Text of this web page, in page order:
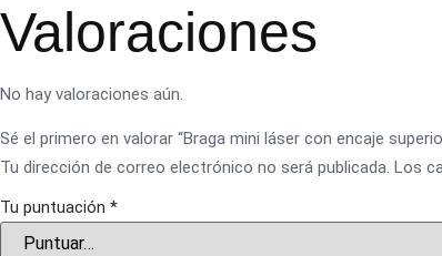
Valoraciones
No hay valoraciones aún.
Sé el primero en valorar “Braga mini láser con encaje
Tu dirección de correo electrónico no será publicada. Los
Tu puntuación *